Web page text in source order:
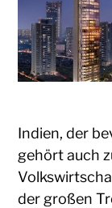
Indien, der
gehört auch
der großen